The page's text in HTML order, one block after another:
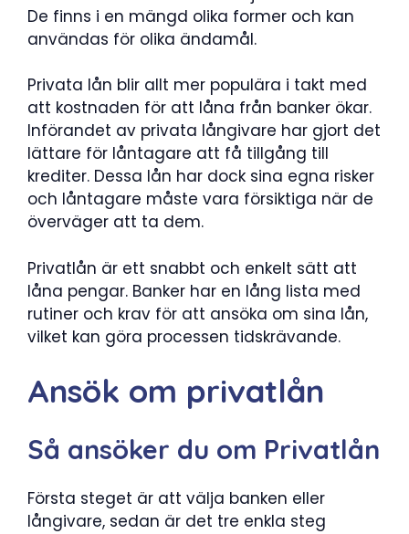
De finns i en mängd olika former och kan
användas för olika ändamål.
Privata lån blir allt mer populära i takt med
att kostnaden för att låna från banker ökar.
Införandet av privata långivare har gjort det
lättare för låntagare att få tillgång till
krediter. Dessa lån har dock sina egna risker
och låntagare måste vara försiktiga när de
överväger att ta dem.
Privatlån är ett snabbt och enkelt sätt att
låna pengar. Banker har en lång lista med
rutiner och krav för att ansöka om sina lån,
vilket kan göra processen tidskrävande.
Ansök om privatlån
Så ansöker du om Privatlån
Första steget är att välja banken eller
långivare, sedan är det tre enkla steg